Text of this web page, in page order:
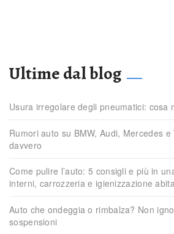
Ultime dal blog
Usura irregolare degli pneumatici: cosa
Rumori auto su BMW, Audi, Mercedes
davvero
Come pulire l’auto: 5 consigli e più in
interni, carrozzeria e igienizzazione
Auto che ondeggia o rimbalza? Non
sospensioni